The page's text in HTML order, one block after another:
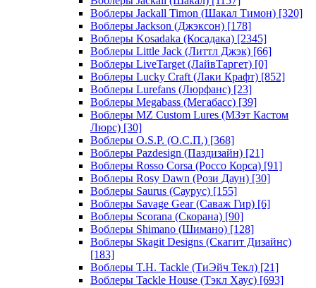
Воблеры Jackall Timon (Шакал Тимон) [320]
Воблеры Jackson (Джэксон) [178]
Воблеры Kosadaka (Косадака) [2345]
Воблеры Little Jack (Литтл Джэк) [66]
Воблеры LiveTarget (ЛайвТаргет) [0]
Воблеры Lucky Craft (Лаки Крафт) [852]
Воблеры Lurefans (Люрфанс) [23]
Воблеры Megabass (Мегабасс) [39]
Воблеры MZ Custom Lures (МЗэт Кастом
Люрс) [30]
Воблеры O.S.P. (О.С.П.) [368]
Воблеры Pazdesign (Паздизайн) [21]
Воблеры Rosso Corsa (Россо Корса) [91]
Воблеры Rosy Dawn (Рози Даун) [30]
Воблеры Saurus (Саурус) [155]
Воблеры Savage Gear (Саваж Гир) [6]
Воблеры Scorana (Скорана) [90]
Воблеры Shimano (Шимано) [128]
Воблеры Skagit Designs (Скагит Дизайнс)
[183]
Воблеры T.H. Tackle (ТиЭйч Текл) [21]
Воблеры Tackle House (Тэкл Хаус) [693]